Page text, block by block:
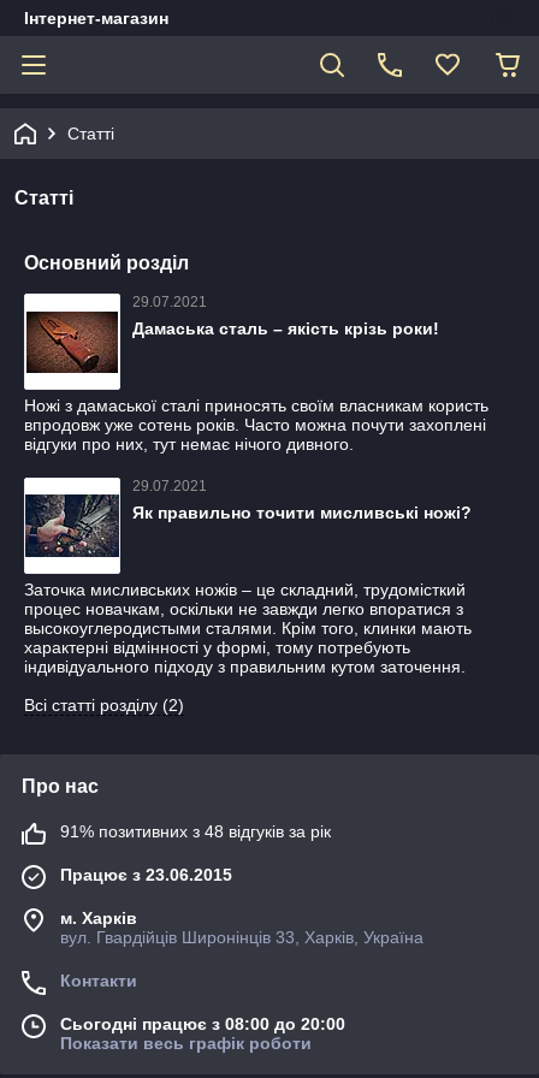
Інтернет-магазин
Статті
Статті
Основний розділ
29.07.2021
Дамаська сталь – якість крізь роки!
Ножі з дамаської сталі приносять своїм власникам користь
впродовж уже сотень років. Часто можна почути захоплені
відгуки про них, тут немає нічого дивного.
29.07.2021
Як правильно точити мисливські ножі?
Заточка мисливських ножів – це складний, трудомісткий
процес новачкам, оскільки не завжди легко впоратися з
высокоуглеродистыми сталями. Крім того, клинки мають
характерні відмінності у формі, тому потребують
індивідуального підходу з правильним кутом заточення.
Всі статті розділу (2)
Про нас
91% позитивних з 48 відгуків за рік
Працює з 23.06.2015
м. Харків
вул. Гвардійців Широнінців 33, Харків, Україна
Контакти
Сьогодні працює з 08:00 до 20:00
Показати весь графік роботи